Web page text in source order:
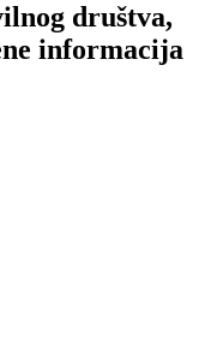
društva,
informacija